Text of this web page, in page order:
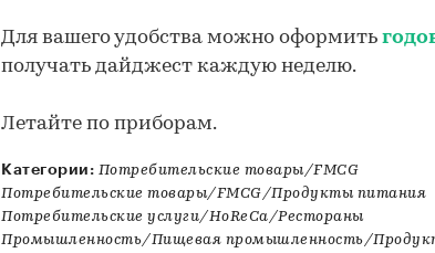
Для вашего удобства можно оформить
получать дайджест каждую неделю.
Летайте по приборам.
Категории: Потребительские товары/FMCG
Потребительские товары/FMCG/Продукты питания
Потребительские услуги/HoReCa/Рестораны
Промышленность/Пищевая промышленность/